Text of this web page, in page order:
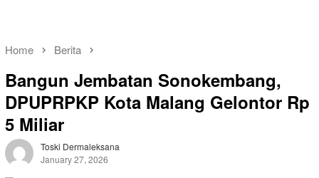
Home Berita
Bangun Jembatan Sonokembang,
DPUPRPKP Kota Malang Gelontor Rp
5 Miliar
Toski Dermaleksana
January 27, 2026